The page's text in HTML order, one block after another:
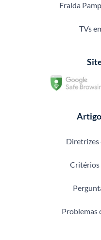
Fralda
TVs
Diretrizes
Critérios
Problemas